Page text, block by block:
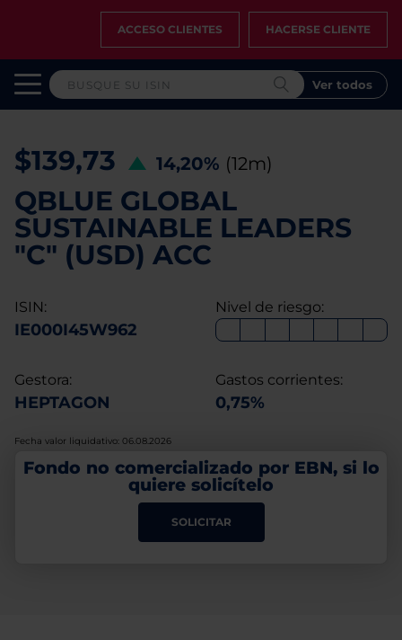
ACCESO CLIENTES HACERSE CLIENTE
Ver todos
$139,73 14,20% (12m)
QBLUE GLOBAL
SUSTAINABLE LEADERS
"C" (USD) ACC
ISIN:
IE000I45W962
Nivel de riesgo:
Gestora:
HEPTAGON
Gastos corrientes:
0,75%
Fecha valor liquidativo: 06.08.2026
Fondo no comercializado por EBN, si lo
quiere solicítelo
SOLICITAR